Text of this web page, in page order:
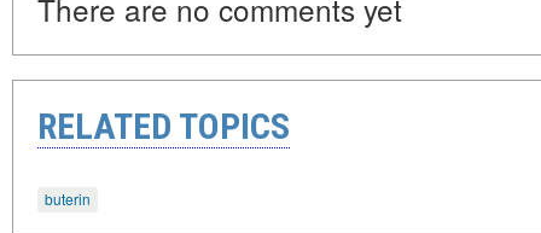
There are no comments yet
RELATED TOPICS
buterin